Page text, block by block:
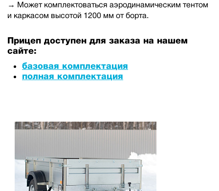
→ Может комплектоваться аэродинамическим тентом
и каркасом высотой 1200 мм от борта.
Прицеп доступен для заказа на нашем
сайте:
базовая комплектация
полная комплектация